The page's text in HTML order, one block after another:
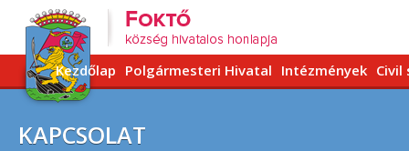
Kezdőlap Polgármesteri Hivatal Intézmények Civil
KAPCSOLAT